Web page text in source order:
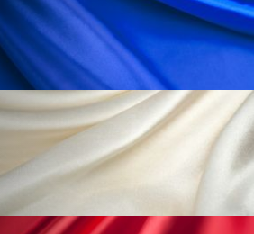
むくみ対策 むくみ改善
メンタルケア
ライフスタイル
リカバリーウェア
リラクゼーション